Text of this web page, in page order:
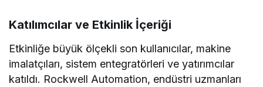
Katılımcılar ve Etkinlik İçeriği
Etkinliğe büyük ölçekli son kullanıcılar, makine
imalatçıları, sistem entegratörleri ve yatırımcılar
katıldı. Rockwell Automation, endüstri uzmanları